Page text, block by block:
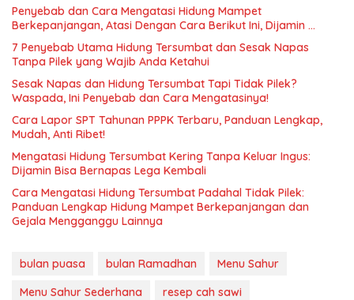
Penyebab dan Cara Mengatasi Hidung Mampet
Berkepanjangan, Atasi Dengan Cara Berikut Ini, Dijamin …
7 Penyebab Utama Hidung Tersumbat dan Sesak Napas
Tanpa Pilek yang Wajib Anda Ketahui
Sesak Napas dan Hidung Tersumbat Tapi Tidak Pilek?
Waspada, Ini Penyebab dan Cara Mengatasinya!
Cara Lapor SPT Tahunan PPPK Terbaru, Panduan Lengkap,
Mudah, Anti Ribet!
Mengatasi Hidung Tersumbat Kering Tanpa Keluar Ingus:
Dijamin Bisa Bernapas Lega Kembali
Cara Mengatasi Hidung Tersumbat Padahal Tidak Pilek:
Panduan Lengkap Hidung Mampet Berkepanjangan dan
Gejala Mengganggu Lainnya
bulan puasa bulan Ramadhan
Menu Sahur
Menu Sahur Sederhana
resep cah sawi